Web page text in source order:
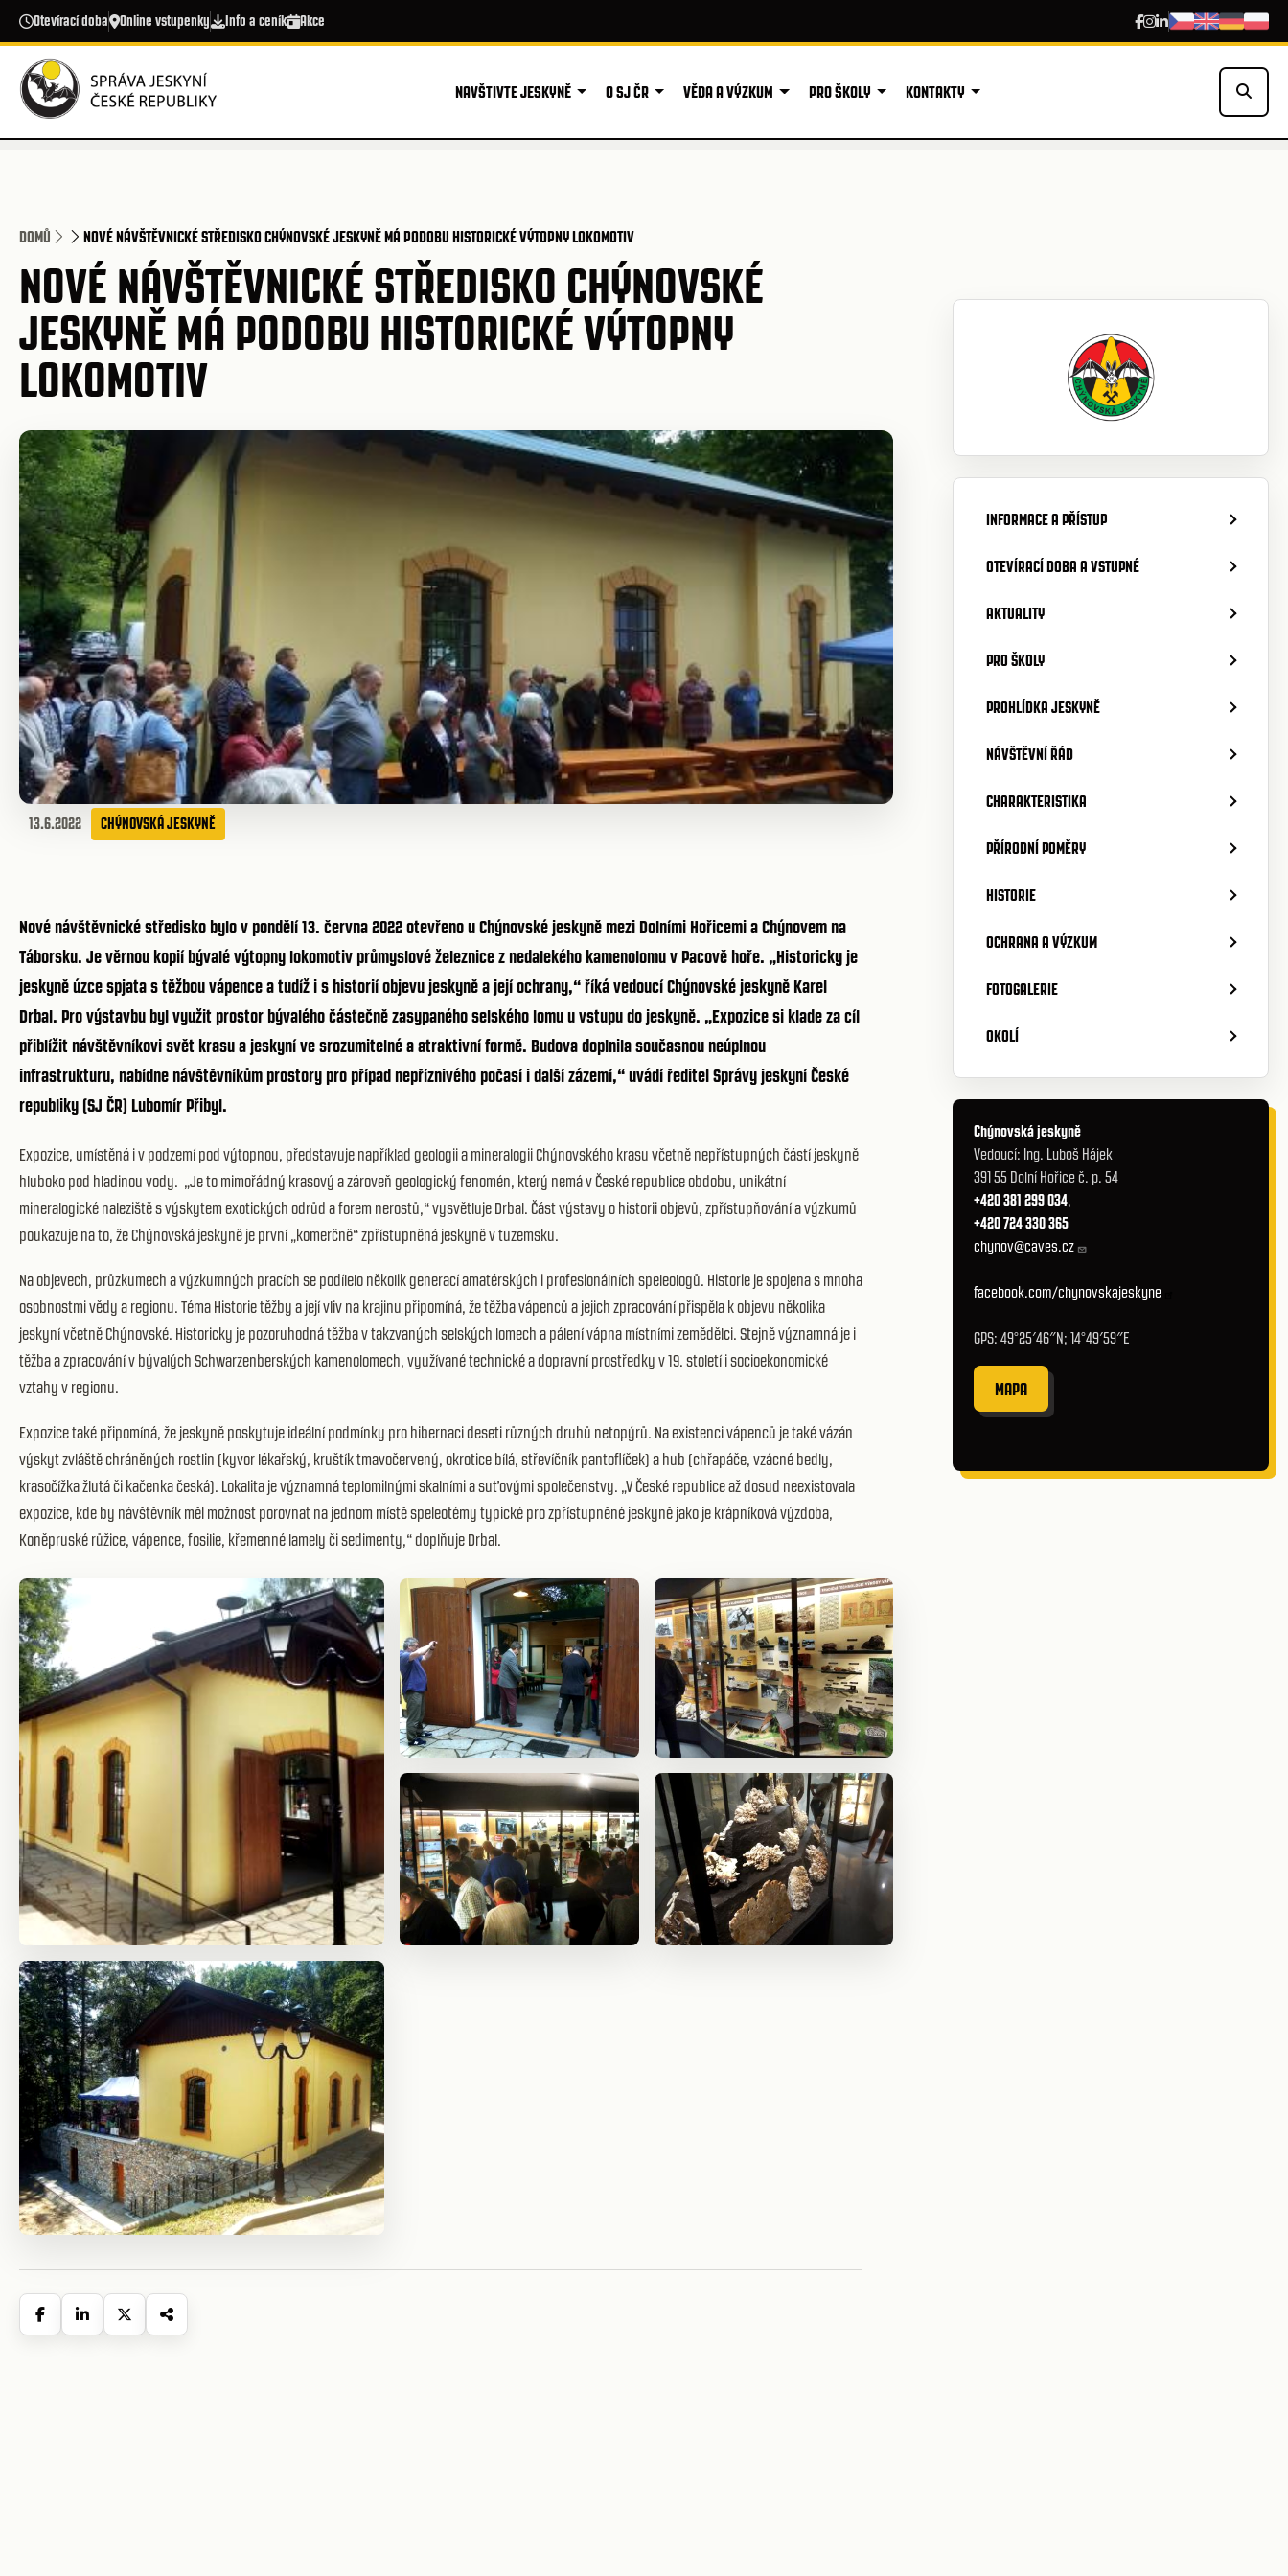
Přejít k hlavnímu obsahu
Otevírací doba Online vstupenky Info a ceník Akce
NAVŠTIVTE JESKYNĚ O SJ ČR VĚDA A VÝZKUM PRO ŠKOLY KONTAKTY
DOMŮ NOVÉ NÁVŠTĚVNICKÉ STŘEDISKO CHÝNOVSKÉ JESKYNĚ MÁ PODOBU HISTORICKÉ VÝTOPNY LOKOMOTIV
NOVÉ NÁVŠTĚVNICKÉ STŘEDISKO CHÝNOVSKÉ
JESKYNĚ MÁ PODOBU HISTORICKÉ VÝTOPNY
LOKOMOTIV
13.6.2022 CHÝNOVSKÁ JESKYNĚ
Nové návštěvnické středisko bylo v pondělí 13. června 2022 otevřeno u Chýnovské jeskyně mezi Dolními Hořicemi a Chýnovem na
Táborsku. Je věrnou kopií bývalé výtopny lokomotiv průmyslové železnice z nedalekého kamenolomu v Pacově hoře. „Historicky je
jeskyně úzce spjata s těžbou vápence a tudíž i s historií objevu jeskyně a její ochrany,“ říká vedoucí Chýnovské jeskyně Karel
Drbal. Pro výstavbu byl využit prostor bývalého částečně zasypaného selského lomu u vstupu do jeskyně. „Expozice si klade za cíl
přiblížit návštěvníkovi svět krasu a jeskyní ve srozumitelné a atraktivní formě. Budova doplnila současnou neúplnou
infrastrukturu, nabídne návštěvníkům prostory pro případ nepříznivého počasí i další zázemí,“ uvádí ředitel Správy jeskyní České
republiky (SJ ČR) Lubomír Přibyl.
Expozice, umístěná i v podzemí pod výtopnou, představuje například geologii a mineralogii Chýnovského krasu včetně nepřístupných částí jeskyně
hluboko pod hladinou vody. „Je to mimořádný krasový a zároveň geologický fenomén, který nemá v České republice obdobu, unikátní
mineralogické naleziště s výskytem exotických odrůd a forem nerostů,“ vysvětluje Drbal. Část výstavy o historii objevů, zpřístupňování a výzkumů
poukazuje na to, že Chýnovská jeskyně je první „komerčně“ zpřístupněná jeskyně v tuzemsku.
Na objevech, průzkumech a výzkumných pracích se podílelo několik generací amatérských i profesionálních speleologů. Historie je spojena s mnoha
osobnostmi vědy a regionu. Téma Historie těžby a její vliv na krajinu připomíná, že těžba vápenců a jejich zpracování přispěla k objevu několika
jeskyní včetně Chýnovské. Historicky je pozoruhodná těžba v takzvaných selských lomech a pálení vápna místními zemědělci. Stejně významná je i
těžba a zpracování v bývalých Schwarzenberských kamenolomech, využívané technické a dopravní prostředky v 19. století i socioekonomické
vztahy v regionu.
Expozice také připomíná, že jeskyně poskytuje ideální podmínky pro hibernaci deseti různých druhů netopýrů. Na existenci vápenců je také vázán
výskyt zvláště chráněných rostlin (kyvor lékařský, kruštík tmavočervený, okrotice bílá, střevíčník pantoflíček) a hub (chřapáče, vzácné bedly,
krasočížka žlutá či kačenka česká). Lokalita je významná teplomilnými skalními a suťovými společenstvy. „V České republice až dosud neexistovala
expozice, kde by návštěvník měl možnost porovnat na jednom místě speleotémy typické pro zpřístupněné jeskyně jako je krápníková výzdoba,
Koněpruské růžice, vápence, fosilie, křemenné lamely či sedimenty,“ doplňuje Drbal.
INFORMACE A PŘÍSTUP
OTEVÍRACÍ DOBA A VSTUPNÉ
AKTUALITY
PRO ŠKOLY
PROHLÍDKA JESKYNĚ
NÁVŠTĚVNÍ ŘÁD
CHARAKTERISTIKA
PŘÍRODNÍ POMĚRY
HISTORIE
OCHRANA A VÝZKUM
FOTOGALERIE
OKOLÍ
Chýnovská jeskyně
Vedoucí: Ing. Luboš Hájek
391 55 Dolní Hořice č. p. 54
+420 381 299 034,
+420 724 330 365
chynov@caves.cz
facebook.com/chynovskajeskyne
GPS: 49°25′46″N; 14°49′59″E
MAPA